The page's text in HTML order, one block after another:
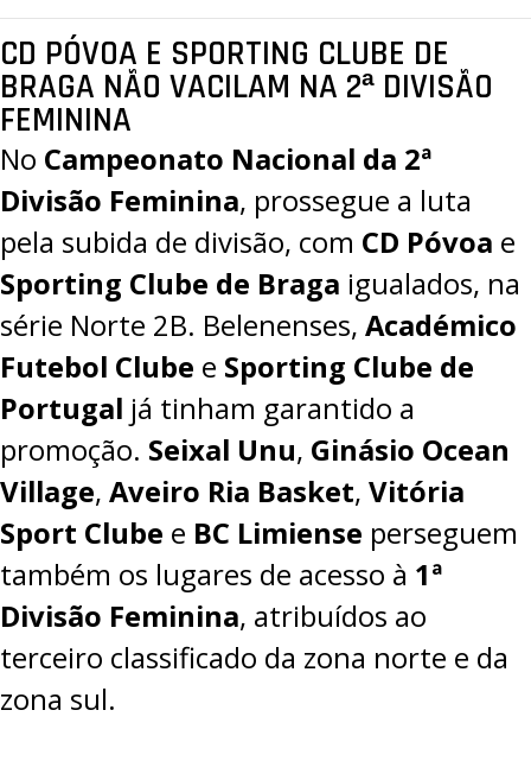
CD PÓVOA E SPORTING CLUBE DE
BRAGA NÃO VACILAM NA 2ª DIVISÃO
FEMININA
No Campeonato Nacional da 2ª
Divisão Feminina, prossegue a luta
pela subida de divisão, com CD Póvoa e
Sporting Clube de Braga igualados, na
série Norte 2B. Belenenses, Académico
Futebol Clube e Sporting Clube de
Portugal já tinham garantido a
promoção. Seixal Unu, Ginásio Ocean
Village, Aveiro Ria Basket, Vitória
Sport Clube e BC Limiense perseguem
também os lugares de acesso à 1ª
Divisão Feminina, atribuídos ao
terceiro classificado da zona norte e da
zona sul.